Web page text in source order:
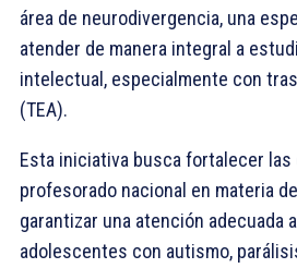
área de neurodivergencia, una
atender de manera integral a
intelectual, especialmente con
(TEA).
Esta iniciativa busca fortalecer
profesorado nacional en materia
garantizar una atención adecuada
adolescentes con autismo,